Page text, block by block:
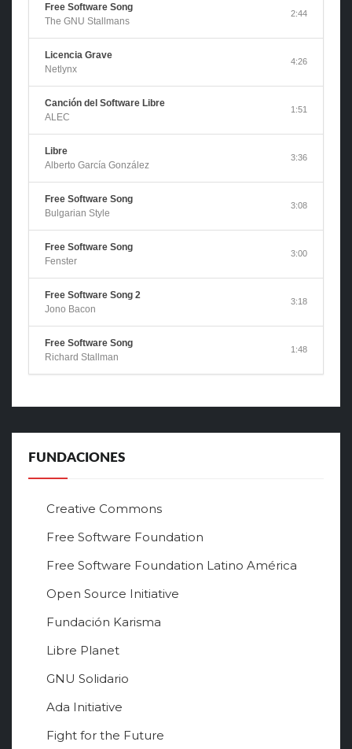
Free Software Song
The GNU Stallmans
2:44
Licencia Grave
Netlynx
4:26
Canción del Software Libre
ALEC
1:51
Libre
Alberto García González
3:36
Free Software Song
Bulgarian Style
3:08
Free Software Song
Fenster
3:00
Free Software Song 2
Jono Bacon
3:18
Free Software Song
Richard Stallman
1:48
FUNDACIONES
Creative Commons
Free Software Foundation
Free Software Foundation Latino América
Open Source Initiative
Fundación Karisma
Libre Planet
GNU Solidario
Ada Initiative
Fight for the Future